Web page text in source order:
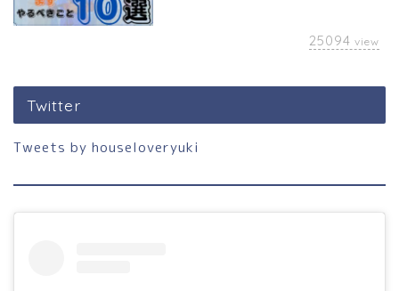
25094 view
Twitter
Tweets by houseloveryuki